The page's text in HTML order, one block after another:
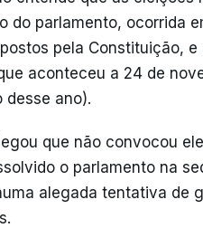
do parlamento, ocorrida
pela Constituição,
aconteceu a 24 de
desse ano).
que não convocou
o parlamento na
alegada tentativa de